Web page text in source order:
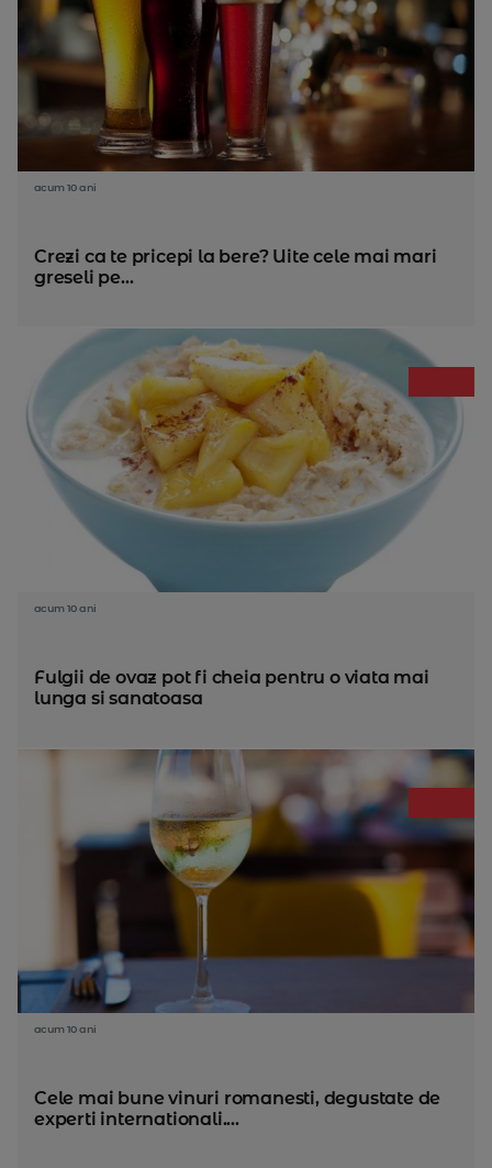
acum 10 ani
Crezi ca te pricepi la bere? Uite cele mai mari
greseli pe...
acum 10 ani
Fulgii de ovaz pot fi cheia pentru o viata mai
lunga si sanatoasa
acum 10 ani
Cele mai bune vinuri romanesti, degustate de
experti internationali....